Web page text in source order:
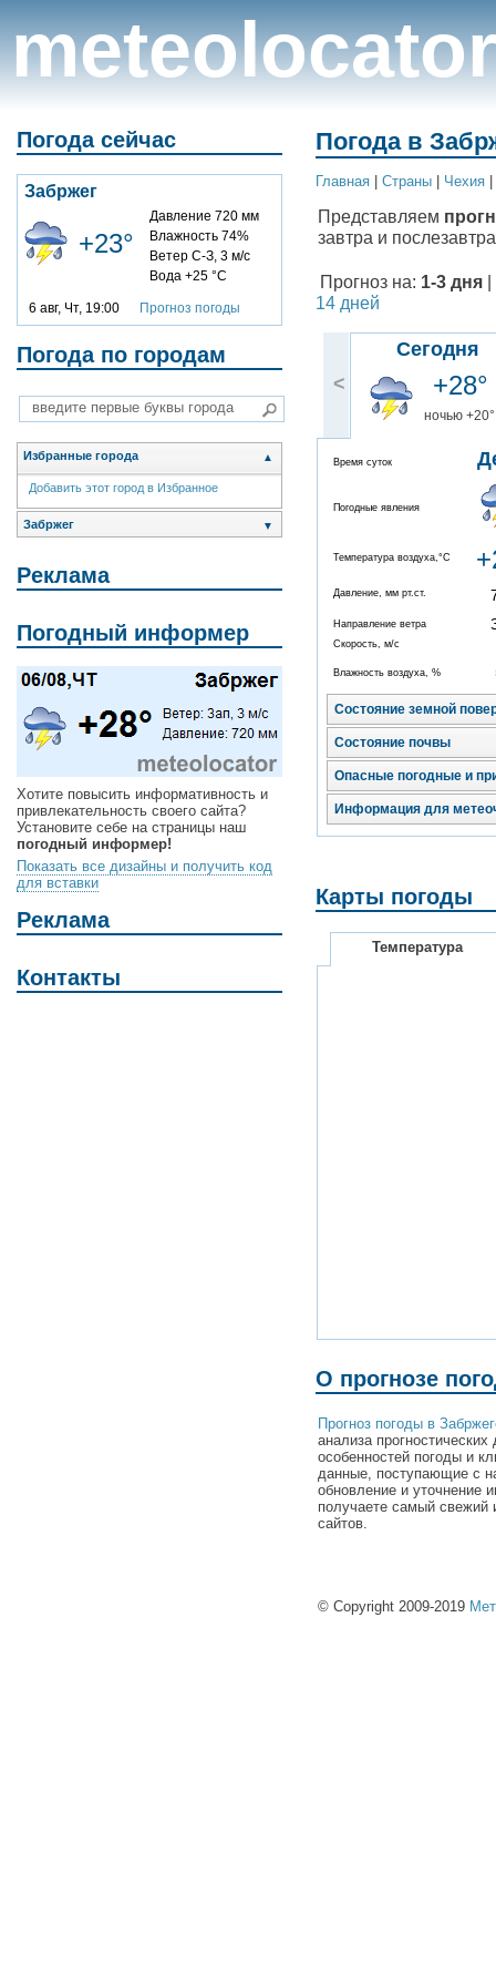
meteolocator
Погода сейчас
Забржег
+23°
Давление 720 мм
Влажность 74%
Ветер С-З, 3 м/с
Вода +25 °C
6 авг, Чт, 19:00 Прогноз погоды
Погода по городам
Избранные города ▲
Добавить этот город в Избранное
Забржег ▼
Реклама
Погодный информер
Хотите повысить информативность и
привлекательность своего сайта?
Установите себе на страницы наш
погодный информер!
Показать все дизайны и получить код
для вставки
Реклама
Контакты
Погода в
Главная Cтраны Чехия
Представляем
завтра и
Прогноз на: 1-3 дня
14 дней
<
Сегодня
+28°
ночью +20°
Время суток
Погодные явления
Температура воздуха,°C
Давление, мм рт.ст.
Направление ветра
Скорость, м/с
Влажность воздуха, %
Состояние земной
Состояние почвы
Опасные погодные и
Информация для
Карты погоды
Температура
О прогнозе
Прогноз погоды в
анализа
особенностей погоды и
данные, поступающие с
обновление и уточнение
получаете самый свежий
сайтов.
© Copyright 2009-2019